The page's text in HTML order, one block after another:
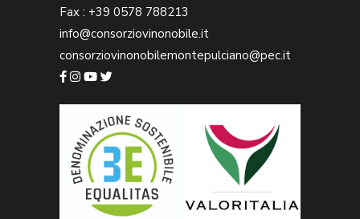
Fax : +39 0578 788213
info@consorziovinonobile.it
consorziovinonobilemontepulciano@pec.it